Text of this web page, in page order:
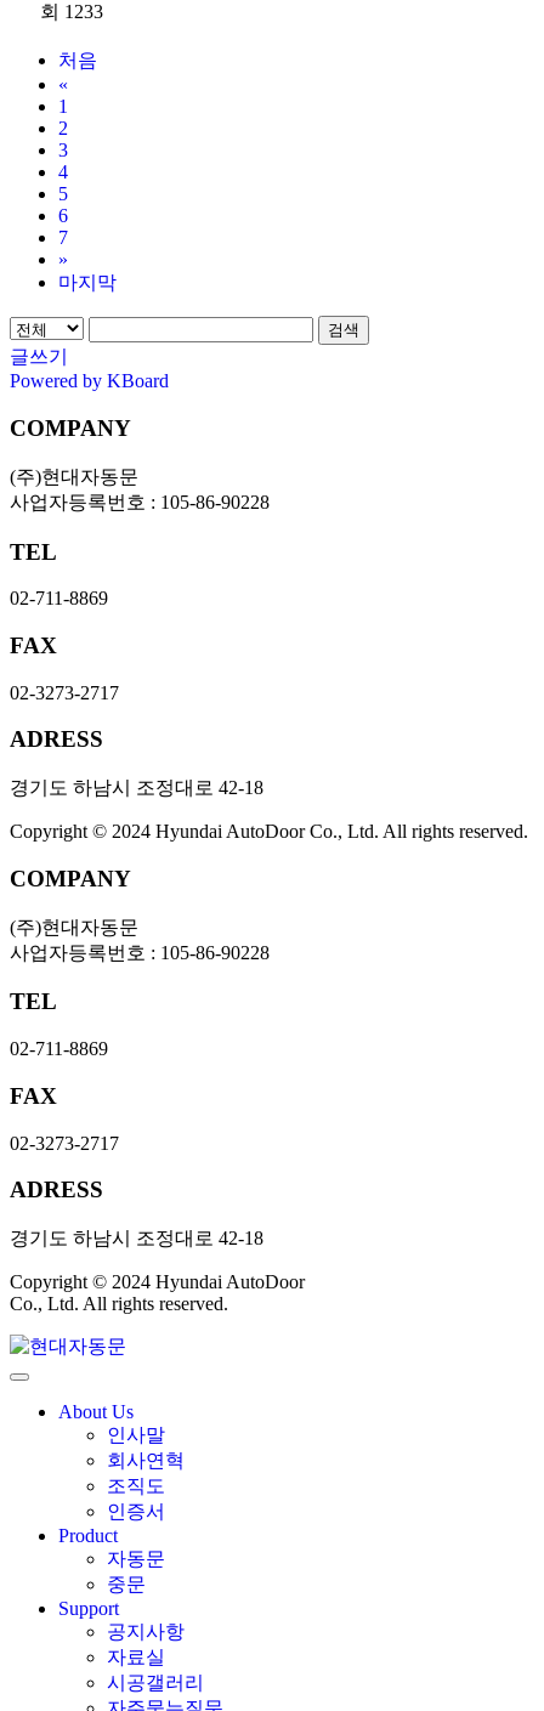
회 1233
처음
«
1
2
3
4
5
6
7
»
마지막
검색
글쓰기
Powered by KBoard
COMPANY
(주)현대자동문
사업자등록번호 : 105-86-90228
TEL
02-711-8869
FAX
02-3273-2717
ADRESS
경기도 하남시 조정대로 42-18
Copyright © 2024 Hyundai AutoDoor Co., Ltd. All rights reserved.
COMPANY
(주)현대자동문
사업자등록번호 : 105-86-90228
TEL
02-711-8869
FAX
02-3273-2717
ADRESS
경기도 하남시 조정대로 42-18
Copyright © 2024 Hyundai AutoDoor
Co., Ltd. All rights reserved.
About Us
인사말
회사연혁
조직도
인증서
Product
자동문
중문
Support
공지사항
자료실
시공갤러리